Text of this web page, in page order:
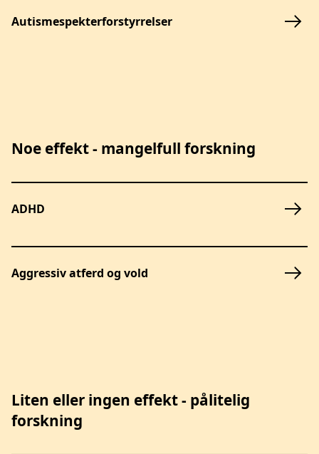
Autismespekterforstyrrelser
Noe effekt - mangelfull forskning
ADHD
Aggressiv atferd og vold
Liten eller ingen effekt - pålitelig
forskning